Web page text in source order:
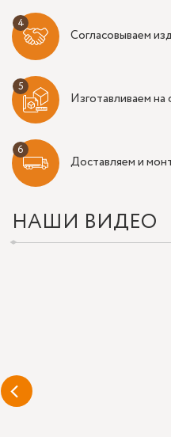
Согласовываем
Изготавливаем
Доставляем и
НАШИ ВИДЕО